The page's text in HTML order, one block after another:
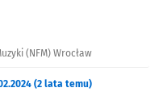
(NFM) Wrocław
(2 lata temu)